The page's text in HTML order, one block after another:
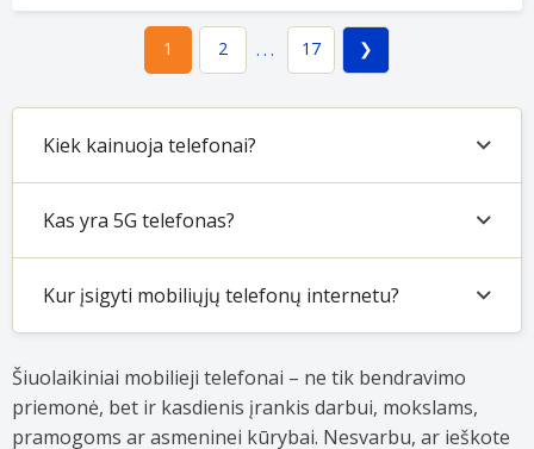
1 2 ... 17
Kiek kainuoja telefonai?
Kas yra 5G telefonas?
Kur įsigyti mobiliųjų telefonų internetu?
Šiuolaikiniai mobilieji telefonai – ne tik bendravimo
priemonė, bet ir kasdienis įrankis darbui, mokslams,
pramogoms ar asmeninei kūrybai. Nesvarbu, ar ieškote